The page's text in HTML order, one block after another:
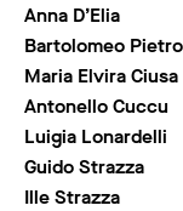
Anna D’Elia
Bartolomeo
Maria Elvira Ciusa
Antonello Cuccu
Luigia Lonardelli
Guido Strazza
Ille Strazza